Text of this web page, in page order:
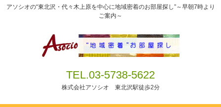
アソシオの“東北沢・代々木上原を中心に地域密着のお部屋探し”～早朝7時より
ご案内～
TEL.03-5738-5622
株式会社アソシオ 東北沢駅徒歩2分